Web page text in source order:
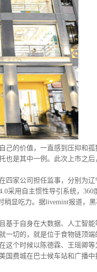
己的价值，一直感到压抑和孤
也是其中一例。此次上市之
四家公司担任监事，分别为
采用自主惯性导引系统，
稍显吃力。据livemint报道，
基于自身在大数据、人工智
一切的，就是位于食物链顶
这个时候以陈德霖、王瑶卿
国费城在巴士候车站和广播